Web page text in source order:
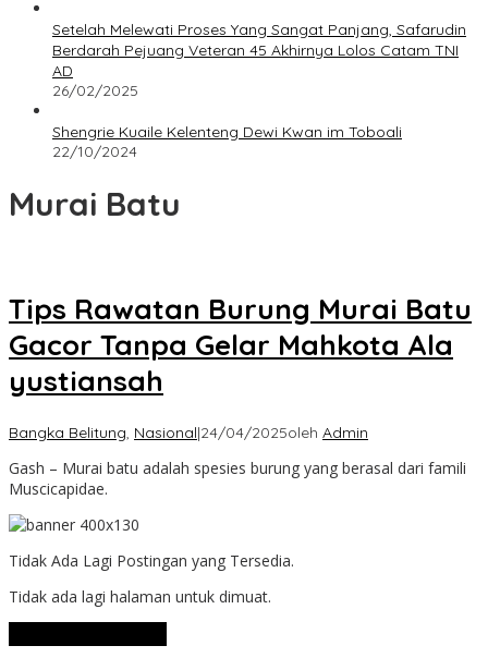
Setelah Melewati Proses Yang Sangat Panjang, Safarudin
Berdarah Pejuang Veteran 45 Akhirnya Lolos Catam TNI
AD
26/02/2025
Shengrie Kuaile Kelenteng Dewi Kwan im Toboali
22/10/2024
Murai Batu
Tips Rawatan Burung Murai Batu
Gacor Tanpa Gelar Mahkota Ala
yustiansah
Bangka Belitung, Nasional|24/04/2025oleh Admin
Gash – Murai batu adalah spesies burung yang berasal dari famili
Muscicapidae.
Tidak Ada Lagi Postingan yang Tersedia.
Tidak ada lagi halaman untuk dimuat.